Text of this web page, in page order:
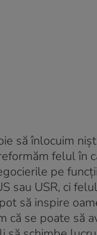
să înlocuim
felul în
pe
sau USR, ci
să inspire
că se poate să